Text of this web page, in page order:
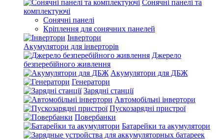
Сонячні панелі та
комплектуючі
Сонячні панелі
Кріплення для сонячних панелей
Інвертори
Акумулятори для інверторів
Джерело
безперебійного живлення
Акумулятори для ДБЖ
Генератори
Зарядні станції
Автомобільні інвертори
Пускозарядні пристрої
Повербанки
Батарейки та акумулятори